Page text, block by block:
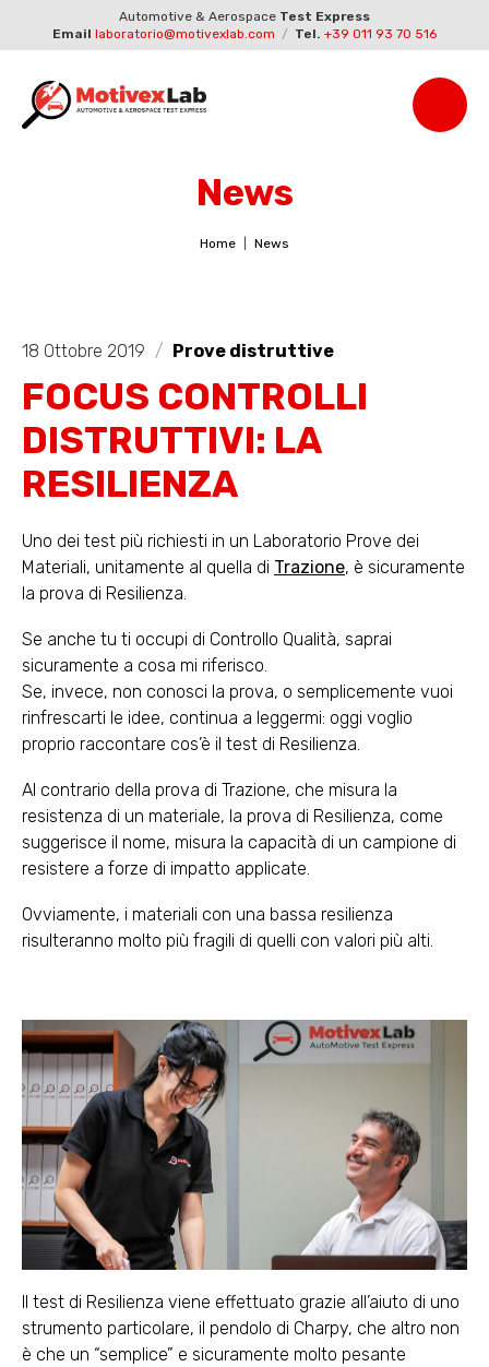
Automotive & Aerospace Test Express
Email laboratorio@motivexlab.com / Tel. +39 011 93 70 516
News
Home News
18 Ottobre 2019 / Prove distruttive
FOCUS CONTROLLI
DISTRUTTIVI: LA
RESILIENZA
Uno dei test più richiesti in un Laboratorio Prove dei
Materiali, unitamente al quella di Trazione, è sicuramente
la prova di Resilienza.
Se anche tu ti occupi di Controllo Qualità, saprai
sicuramente a cosa mi riferisco.
Se, invece, non conosci la prova, o semplicemente vuoi
rinfrescarti le idee, continua a leggermi: oggi voglio
proprio raccontare cos’è il test di Resilienza.
Al contrario della prova di Trazione, che misura la
resistenza di un materiale, la prova di Resilienza, come
suggerisce il nome, misura la capacità di un campione di
resistere a forze di impatto applicate.
Ovviamente, i materiali con una bassa resilienza
risulteranno molto più fragili di quelli con valori più alti.
Il test di Resilienza viene effettuato grazie all’aiuto di uno
strumento particolare, il pendolo di Charpy, che altro non
è che un “semplice” e sicuramente molto pesante